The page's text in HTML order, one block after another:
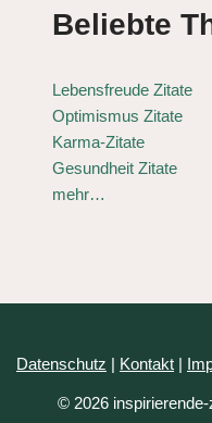
Beliebte
Lebensfreude Zitate
Optimismus Zitate
Karma-Zitate
Gesundheit Zitate
mehr…
Datenschutz | Kontakt |
© 2026